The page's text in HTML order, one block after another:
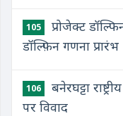
105
प्रोजेक्ट
डॉल्फ़िन गणना प्रारंभ
106
बनेरघट्टा
पर विवाद